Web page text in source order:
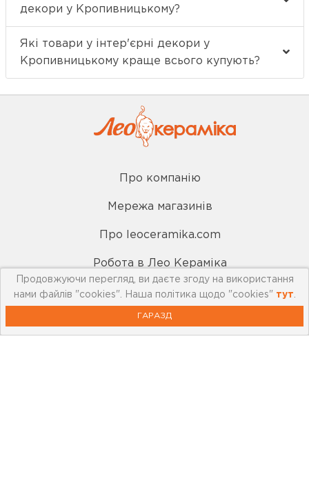
декори у Кропивницькому?
Які товари у інтер'єрні декори у
Кропивницькому краще всього купують?
Про компанію
Мережа магазинів
Про leoceramika.com
Робота в Лео Кераміка
Контакти
Корисна інформація
Продовжуючи перегляд, ви даєте згоду на використання
нами файлів "cookies". Наша політика щодо "cookies" тут
ГАРАЗД